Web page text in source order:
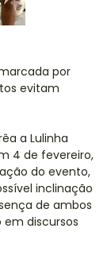
por
evitam
a Lulinha
4 de fevereiro,
do evento,
inclinação
de ambos
discursos